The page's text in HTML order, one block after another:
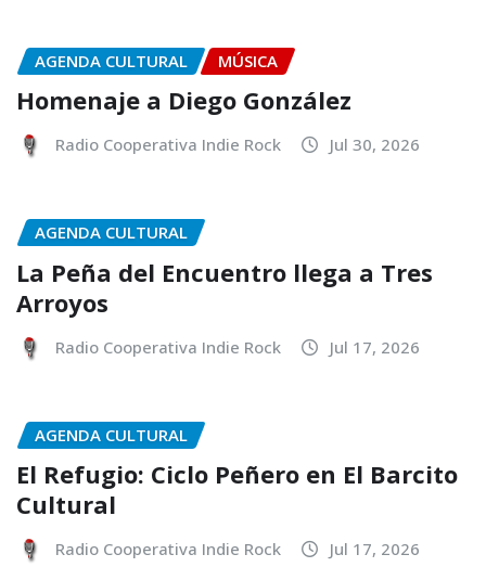
AGENDA CULTURAL MÚSICA
Homenaje a Diego González
Radio Cooperativa Indie Rock Jul 30, 2026
AGENDA CULTURAL
La Peña del Encuentro llega a Tres
Arroyos
Radio Cooperativa Indie Rock Jul 17, 2026
AGENDA CULTURAL
El Refugio: Ciclo Peñero en El Barcito
Cultural
Radio Cooperativa Indie Rock Jul 17, 2026